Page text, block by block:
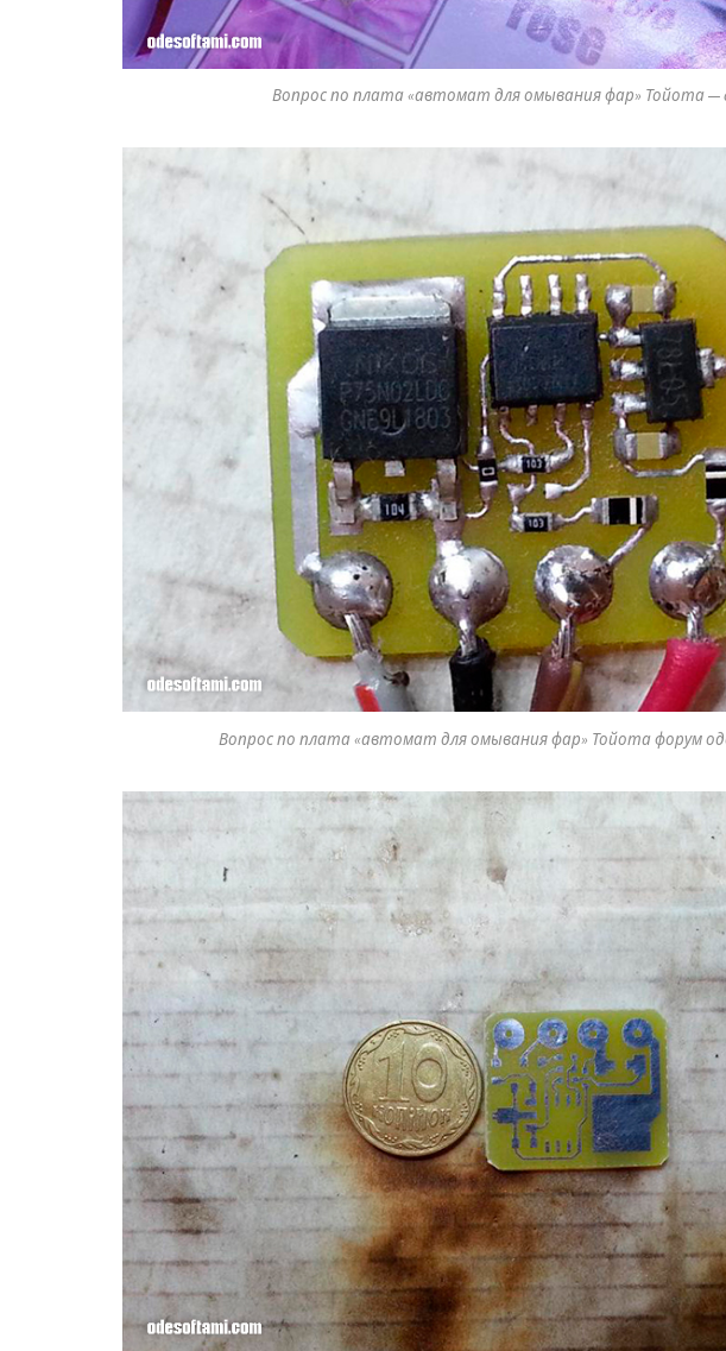
Вопрос по плата «автомат для омывания фар» Тойота —
Вопрос по плата «автомат для омывания фар» Тойота форум